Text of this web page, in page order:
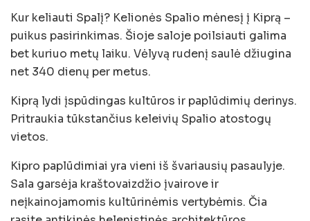
Kur keliauti Spalį? Kelionės Spalio mėnesį į Kiprą –
puikus pasirinkimas. Šioje saloje poilsiauti galima
bet kuriuo metų laiku. Vėlyvą rudenį saulė džiugina
net 340 dienų per metus.
Kiprą lydi įspūdingas kultūros ir paplūdimių derinys.
Pritraukia tūkstančius keleivių Spalio atostogų
vietos.
Kipro paplūdimiai yra vieni iš švariausių pasaulyje.
Sala garsėja kraštovaizdžio įvairove ir
neįkainojamomis kultūrinėmis vertybėmis. Čia